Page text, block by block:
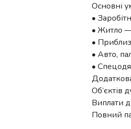
Основні
•
• Житло
•
• Авто,
•
Об’єктів
Виплати
Повний